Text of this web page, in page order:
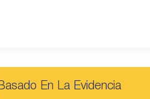
En La Evidencia